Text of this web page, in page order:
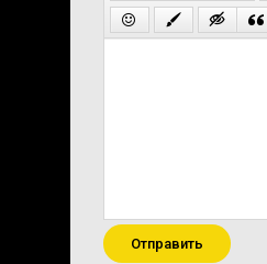
Отправить